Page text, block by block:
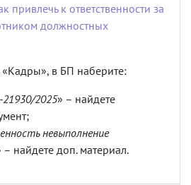
привлечь к ответственности за
должностных
в БП наберите:
21930/2025» – найдете
невыполнение
– найдете доп. материал.